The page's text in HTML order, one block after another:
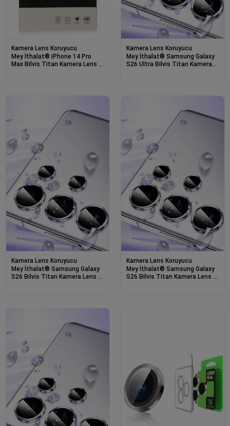
Kamera Lens Koruyucu
Mey İthalat® iPhone 14 Pro
Max Bilvis Titan Kamera Lens -
Kamera Lens Koruyucu
Mey İthalat® Samsung Galaxy
S26 Ultra Bilvis Titan Kamera
Kamera Lens Koruyucu
Mey İthalat® Samsung Galaxy
S26 Bilvis Titan Kamera Lens -
Kamera Lens Koruyucu
Mey İthalat® Samsung Galaxy
S26 Bilvis Titan Kamera Lens -